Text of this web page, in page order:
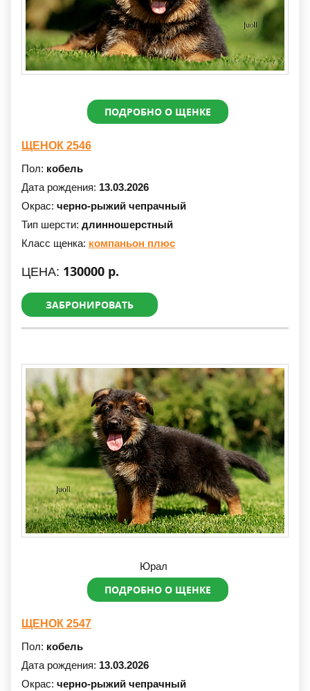
ПОДРОБНО О ЩЕНКЕ
ЩЕНОК 2546
Пол: кобель
Дата рождения: 13.03.2026
Окрас: черно-рыжий чепрачный
Тип шерсти: длинношерстный
Класс щенка: компаньон плюс
ЦЕНА: 130000 р.
ЗАБРОНИРОВАТЬ
Юрал
ПОДРОБНО О ЩЕНКЕ
ЩЕНОК 2547
Пол: кобель
Дата рождения: 13.03.2026
Окрас: черно-рыжий чепрачный